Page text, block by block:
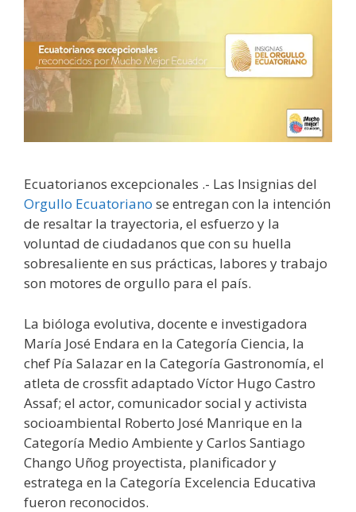
Ecuatorianos excepcionales .- Las Insignias del
Orgullo Ecuatoriano se entregan con la intención
de resaltar la trayectoria, el esfuerzo y la
voluntad de ciudadanos que con su huella
sobresaliente en sus prácticas, labores y trabajo
son motores de orgullo para el país.
La bióloga evolutiva, docente e investigadora
María José Endara en la Categoría Ciencia, la
chef Pía Salazar en la Categoría Gastronomía, el
atleta de crossfit adaptado Víctor Hugo Castro
Assaf; el actor, comunicador social y activista
socioambiental Roberto José Manrique en la
Categoría Medio Ambiente y Carlos Santiago
Chango Uñog proyectista, planificador y
estratega en la Categoría Excelencia Educativa
fueron reconocidos.